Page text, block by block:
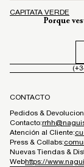
CAPITATA VERDE
Porque
CONTACTO
Pedidos &
Contacto:
Atención al Cliente:
Press & Collabs:
Nuevas Tiendas &
Webhttps://